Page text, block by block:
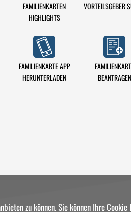
zu können. Sie können Ihre
FAMILIENKARTEN
HIGHLIGHTS
VORTEILSGEBER
FAMILIENKARTE APP
HERUNTERLADEN
BEANTRAGEN